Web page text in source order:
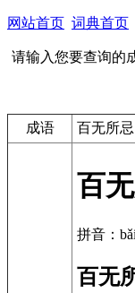
网站首页 词典首页
请输入您要查询的
成语 百无所忌
百
拼音：
百无